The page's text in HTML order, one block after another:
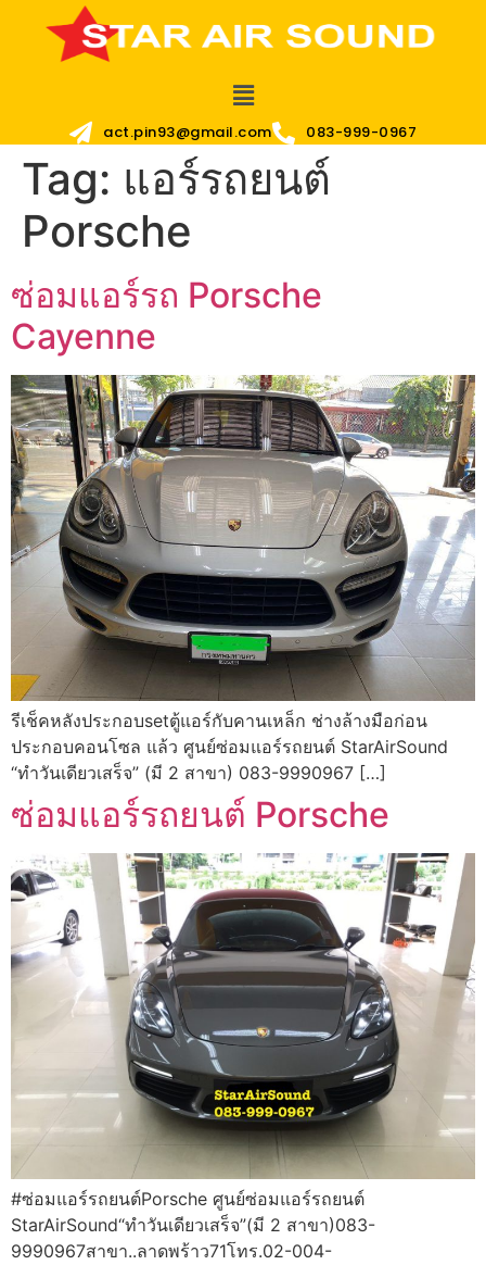
act.pin93@gmail.com 083-999-0967
Tag: แอร์รถยนต์
Porsche
ซ่อมแอร์รถ Porsche
Cayenne
รีเช็คหลังประกอบsetตู้แอร์กับคานเหล็ก ช่างล้างมือก่อน
ประกอบคอนโซล แล้ว ศูนย์ซ่อมแอร์รถยนต์ StarAirSound
“ทำวันเดียวเสร็จ” (มี 2 สาขา) 083-9990967 […]
ซ่อมแอร์รถยนต์ Porsche
#ซ่อมแอร์รถยนต์Porsche ศูนย์ซ่อมแอร์รถยนต์
StarAirSound“ทำวันเดียวเสร็จ”(มี 2 สาขา)083-
9990967สาขา..ลาดพร้าว71โทร.02-004-